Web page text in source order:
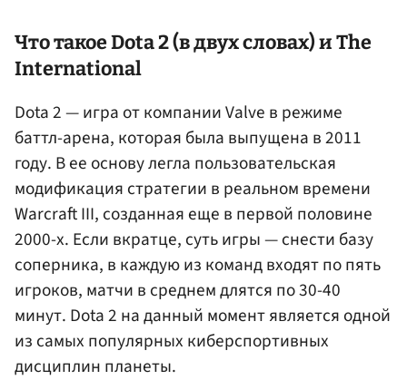
Что такое Dota 2 (в двух словах) и The
International
Dota 2 — игра от компании Valve в режиме
баттл-арена, которая была выпущена в 2011
году. В ее основу легла пользовательская
модификация стратегии в реальном времени
Warcraft III, созданная еще в первой половине
2000-х. Если вкратце, суть игры — снести базу
соперника, в каждую из команд входят по пять
игроков, матчи в среднем длятся по 30-40
минут. Dota 2 на данный момент является одной
из самых популярных киберспортивных
дисциплин планеты.